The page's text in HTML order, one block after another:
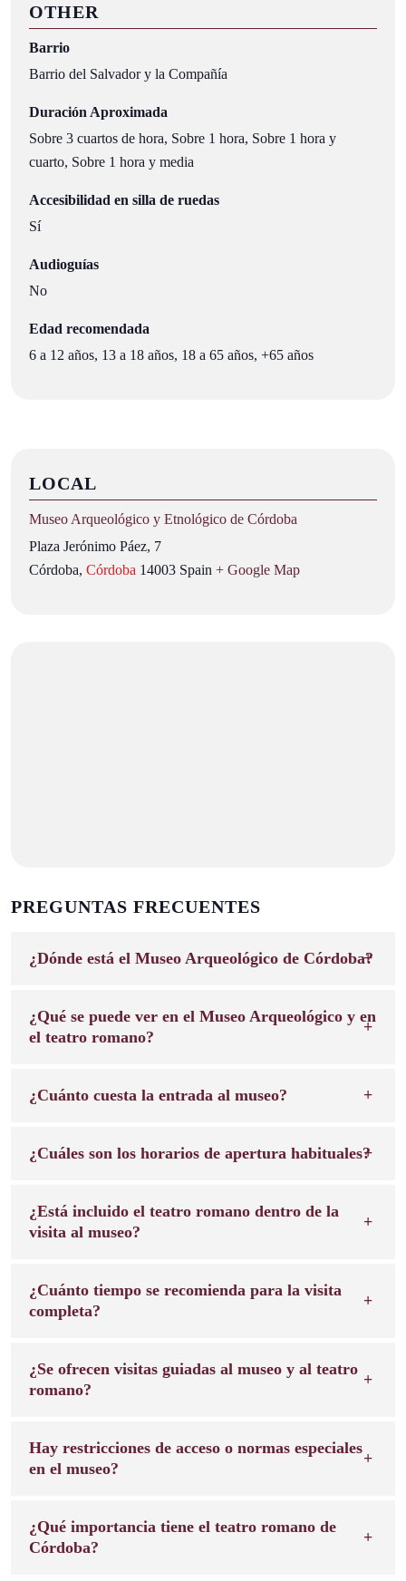
OTHER
Barrio
Barrio del Salvador y la Compañía
Duración Aproximada
Sobre 3 cuartos de hora, Sobre 1 hora, Sobre 1 hora y
cuarto, Sobre 1 hora y media
Accesibilidad en silla de ruedas
Sí
Audioguías
No
Edad recomendada
6 a 12 años, 13 a 18 años, 18 a 65 años, +65 años
LOCAL
Museo Arqueológico y Etnológico de Córdoba
Plaza Jerónimo Páez, 7
Córdoba, Córdoba 14003 Spain + Google Map
PREGUNTAS FRECUENTES
¿Dónde está el Museo Arqueológico de Córdoba?
¿Qué se puede ver en el Museo Arqueológico y en
el teatro romano?
¿Cuánto cuesta la entrada al museo?
¿Cuáles son los horarios de apertura habituales?
¿Está incluido el teatro romano dentro de la
visita al museo?
¿Cuánto tiempo se recomienda para la visita
completa?
¿Se ofrecen visitas guiadas al museo y al teatro
romano?
Hay restricciones de acceso o normas especiales
en el museo?
¿Qué importancia tiene el teatro romano de
Córdoba?